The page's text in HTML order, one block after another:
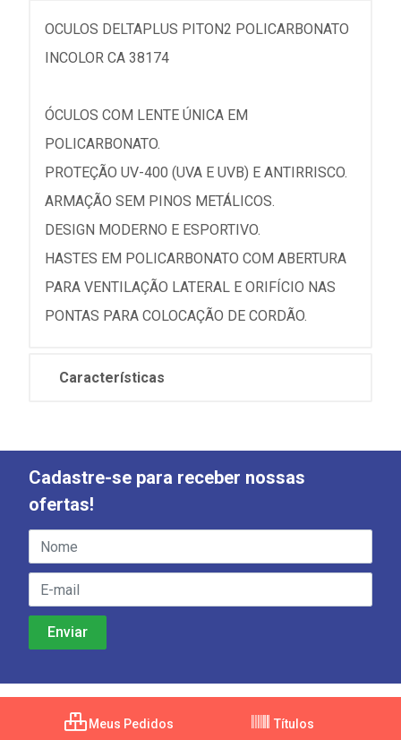
OCULOS DELTAPLUS PITON2 POLICARBONATO
INCOLOR CA 38174
ÓCULOS COM LENTE ÚNICA EM
POLICARBONATO.
PROTEÇÃO UV-400 (UVA E UVB) E ANTIRRISCO.
ARMAÇÃO SEM PINOS METÁLICOS.
DESIGN MODERNO E ESPORTIVO.
HASTES EM POLICARBONATO COM ABERTURA
PARA VENTILAÇÃO LATERAL E ORIFÍCIO NAS
PONTAS PARA COLOCAÇÃO DE CORDÃO.
Características
Cadastre-se para receber nossas
ofertas!
Meus Pedidos Títulos